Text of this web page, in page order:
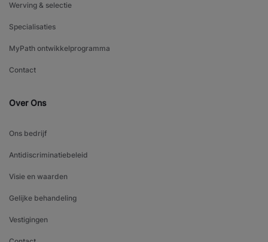
Werving & selectie
Specialisaties
MyPath ontwikkelprogramma
Contact
Over Ons
Ons bedrijf
Antidiscriminatiebeleid
Visie en waarden
Gelijke behandeling
Vestigingen